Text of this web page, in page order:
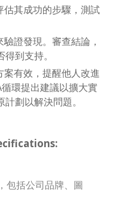
其成功的步驟，測試
證發現。審查結論，
到支持。
有效，提醒他人改進
環提出建議以擴大實
劃以解決問題。
包括公司品牌、圖